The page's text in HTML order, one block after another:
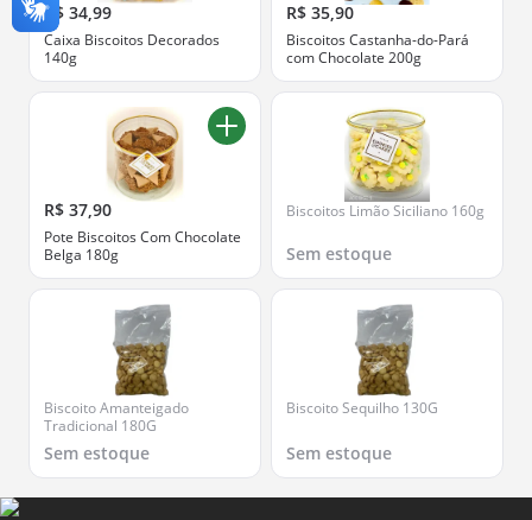
R$ 34,99
Caixa Biscoitos Decorados
140g
R$ 35,90
Biscoitos Castanha-do-Pará
com Chocolate 200g
R$ 37,90
Pote Biscoitos Com Chocolate
Belga 180g
Biscoitos Limão Siciliano 160g
Sem estoque
Biscoito Amanteigado
Tradicional 180G
Sem estoque
Biscoito Sequilho 130G
Sem estoque